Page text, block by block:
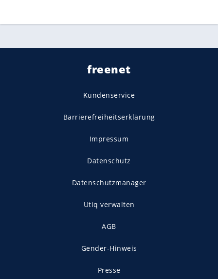
freenet
Kundenservice
Barrierefreiheitserklärung
Impressum
Datenschutz
Datenschutzmanager
Utiq verwalten
AGB
Gender-Hinweis
Presse